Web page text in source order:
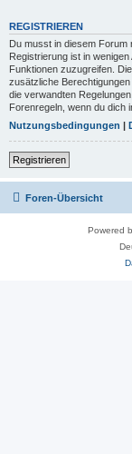
REGISTRIEREN
Du musst in diesem
Registrierung ist in
Funktionen zuzugreifen.
zusätzliche
die verwandten
Forenregeln, wenn du dich
Nutzungsbedingungen |
Registrieren
Foren-Übersicht
Powered